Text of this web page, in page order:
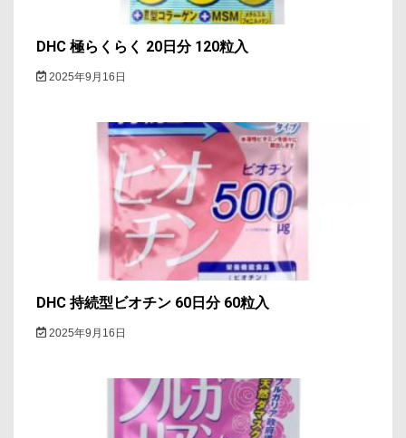
DHC 極らくらく 20日分 120粒入
2025年9月16日
DHC 持続型ビオチン 60日分 60粒入
2025年9月16日